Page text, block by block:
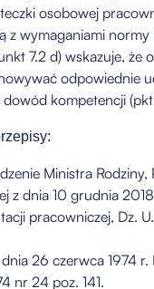
osobowej
z wymaganiami
7.2 d) wskazuje, że
odpowiednie
kompetencji
Ministra
z dnia 10 grudnia
pracowniczej, Dz.
26 czerwca 1974 r.
nr 24 poz. 141.